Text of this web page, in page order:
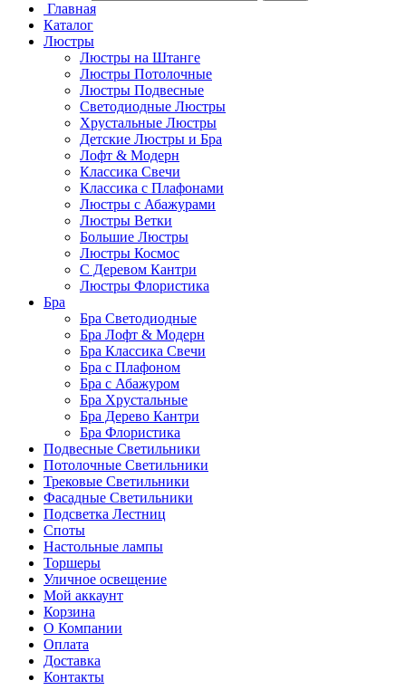
Главная
Каталог
Люстры
Люстры на Штанге
Люстры Потолочные
Люстры Подвесные
Светодиодные Люстры
Хрустальные Люстры
Детские Люстры и Бра
Лофт & Модерн
Классика Свечи
Классика с Плафонами
Люстры с Абажурами
Люстры Ветки
Большие Люстры
Люстры Космос
С Деревом Кантри
Люстры Флористика
Бра
Бра Светодиодные
Бра Лофт & Модерн
Бра Классика Свечи
Бра с Плафоном
Бра с Абажуром
Бра Хрустальные
Бра Дерево Кантри
Бра Флористика
Подвесные Светильники
Потолочные Светильники
Трековые Светильники
Фасадные Светильники
Подсветка Лестниц
Споты
Настольные лампы
Торшеры
Уличное освещение
Мой аккаунт
Корзина
О Компании
Оплата
Доставка
Контакты